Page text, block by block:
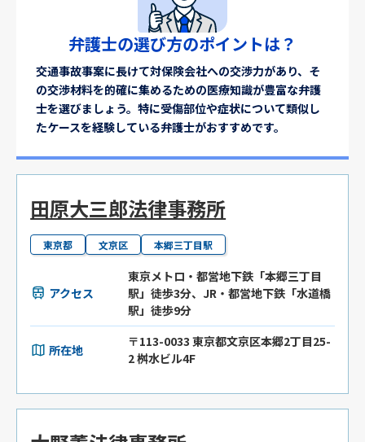
弁護士の選び方のポイントは？
交通事故事案に長けて対保険会社への交渉力があり、そ
の交渉材料を的確に集めるための医療知識が豊富な弁護
士を選びましょう。特に受傷部位や症状について類似し
たケースを経験している弁護士がおすすめです。
田原大三郎法律事務所
東京都 文京区 本郷三丁目駅
アクセス
東京メトロ・都営地下鉄「本郷三丁目
駅」徒歩3分、JR・都営地下鉄「水道橋
駅」徒歩9分
所在地
〒113-0033 東京都文京区本郷2丁目25-
2 桝水ビル4F